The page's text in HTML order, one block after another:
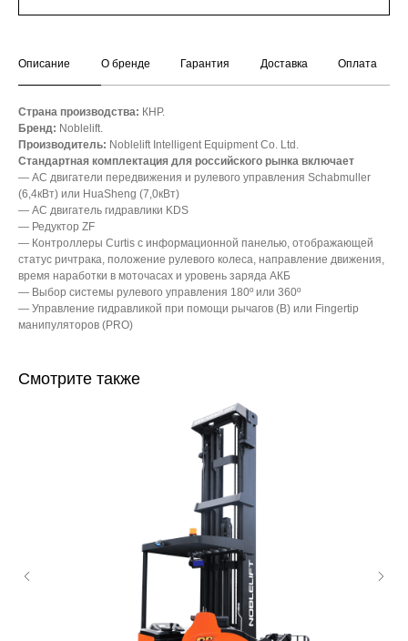
Описание О бренде Гарантия Доставка Оплата
Страна производства: КНР.
Бренд: Noblelift.
Производитель: Noblelift Intelligent Equipment Co. Ltd.
Стандартная комплектация для российского рынка включает
— АС двигатели передвижения и рулевого управления Schabmuller
(6,4кВт) или HuaSheng (7,0кВт)
— АС двигатель гидравлики KDS
— Редуктор ZF
— Контроллеры Curtis с информационной панелью, отображающей
статус ричтрака, положение рулевого колеса, направление движения,
время наработки в моточасах и уровень заряда АКБ
— Выбор системы рулевого управления 180º или 360º
— Управление гидравликой при помощи рычагов (B) или Fingertip
манипуляторов (PRO)
Смотрите также